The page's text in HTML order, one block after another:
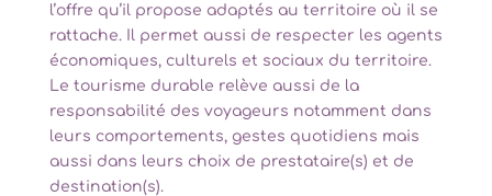
l’offre qu’il propose adaptés au territoire où il se
rattache. Il permet aussi de respecter les agents
économiques, culturels et sociaux du territoire.
Le tourisme durable relève aussi de la
responsabilité des voyageurs notamment dans
leurs comportements, gestes quotidiens mais
aussi dans leurs choix de prestataire(s) et de
destination(s).